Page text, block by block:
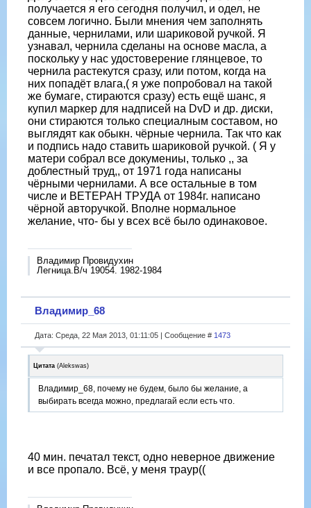
получается я его сегодня получил, и одел, не
совсем логично. Были мнения чем заполнять
данные, чернилами, или шариковой ручкой. Я
узнавал, чернила сделаны на основе масла, а
поскольку у нас удостоверение глянцевое, то
чернила растекутся сразу, или потом, когда на
них попадёт влага,( я уже попробовал на такой
же бумаге, стираются сразу) есть ещё шанс, я
купил маркер для надписей на DvD и др. диски,
они стираются только специалным составом, но
выглядят как обыкн. чёрные чернила. Так что как
и подпись надо ставить шариковой ручкой. ( Я у
матери собрал все докумениы, только ,, за
доблестный труд,, от 1971 года написаны
чёрными чернилами. А все остальные в том
числе и ВЕТЕРАН ТРУДА от 1984г. написано
чёрной авторучкой. Вполне нормальное
желание, что- бы у всех всё было одинаковое.
Владимир Провидухин
Легница.В/ч 19054. 1982-1984
Владимир_68
Дата: Среда, 22 Мая 2013, 01:11:05 | Сообщение # 1473
Цитата (Alekswas)
Владимир_68, почему не будем, было бы желание, а
выбирать всегда можно, предлагай если есть что.
40 мин. печатал текст, одно неверное движение
и все пропало. Всё, у меня траур((